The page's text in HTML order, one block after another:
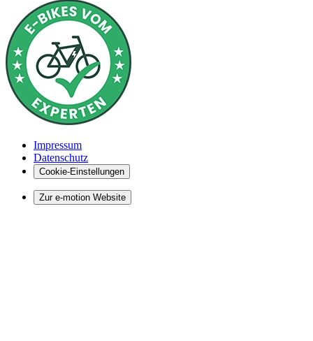
Impressum
Datenschutz
Cookie-Einstellungen
Zur e-motion Website